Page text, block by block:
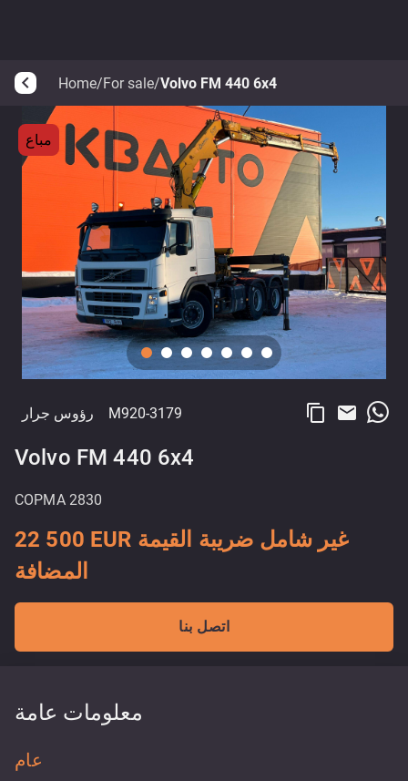
arrow_back_ios Home/For sale/Volvo FM 440 6x4
مباع
رؤوس جرار M920-3179 content_copy email
Volvo FM 440 6x4
COPMA 2830
22 500 EUR غير شامل ضريبة القيمة
المضافة
اتصل بنا
معلومات عامة
عام